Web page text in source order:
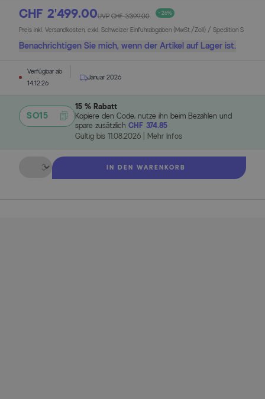
CHF 2’499.00UVP CHF 3’399.00 - 26%
Preis inkl. Versandkosten, exkl. Schweizer Einfuhrabgaben (MwSt./Zoll) / Spedition S
Benachrichtigen Sie mich, wenn der Artikel auf Lager ist.
Verfügbar ab
14.12.26
Januar 2026
SO15
15 % Rabatt
Kopiere den Code, nutze ihn beim Bezahlen und
spare zusätzlich CHF 374.85
Gültig bis 11.08.2026 Mehr Infos
Menge
IN DEN WARENKORB